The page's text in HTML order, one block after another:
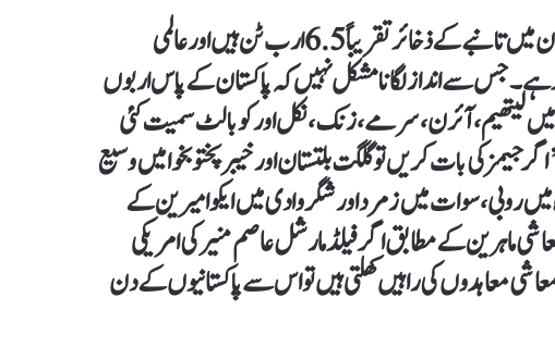
ماہرین کا مزید کہنا ہے کہ انہوں نے کہا کہ ’پاکستان میں تانبے کے ذخائر تقریباً 6.5 ارب ٹن ہیں اور عالمی
ٹن تانبے کی قیمت تقریباً 13 ہزار ڈالر ہے۔ جس سے انداز لگانا مشکل نہیں کہ پاکستان کے پاس اربوں
لیتھیم، آئرن،سرمے، زنک، نکل اور کوبالٹ سمیت کئی
کی بات کریں تو گلگت بلتستان اور خیبرپختوبخوا میں وسیع
روبی، سوات میں زمرد اور شگر وادی میں ایکوا میرین کے
ماہرین کے مطابق اگر فیلڈ مارشل عاصم منیر کی امریکی
معاہدوں کی راہیں کھلتی ہیں تو اس سے پاکستانیوں کے دن